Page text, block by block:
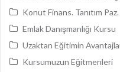
Konut Finans. Tanıtım
Emlak Danışmanlığı Kursu
Uzaktan Eğitimin
Kursumuzun Eğitmenleri